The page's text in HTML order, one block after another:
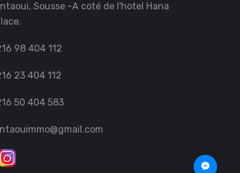
Sousse -A coté de l'hotel Hana
98 404 112
23 404 112
50 404 583